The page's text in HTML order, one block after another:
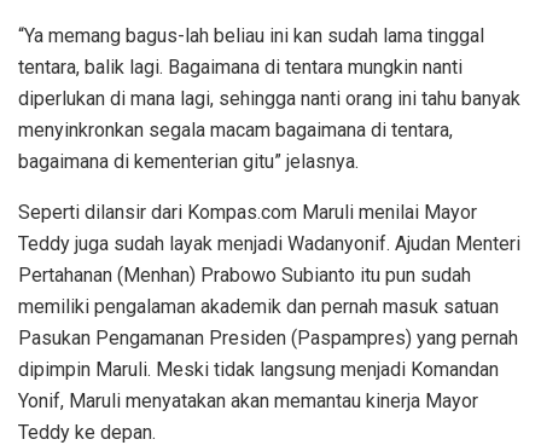
“Ya memang bagus-lah beliau ini kan sudah lama tinggal
tentara, balik lagi. Bagaimana di tentara mungkin nanti
diperlukan di mana lagi, sehingga nanti orang ini tahu banyak
menyinkronkan segala macam bagaimana di tentara,
bagaimana di kementerian gitu” jelasnya.
Seperti dilansir dari Kompas.com Maruli menilai Mayor
Teddy juga sudah layak menjadi Wadanyonif. Ajudan Menteri
Pertahanan (Menhan) Prabowo Subianto itu pun sudah
memiliki pengalaman akademik dan pernah masuk satuan
Pasukan Pengamanan Presiden (Paspampres) yang pernah
dipimpin Maruli. Meski tidak langsung menjadi Komandan
Yonif, Maruli menyatakan akan memantau kinerja Mayor
Teddy ke depan.